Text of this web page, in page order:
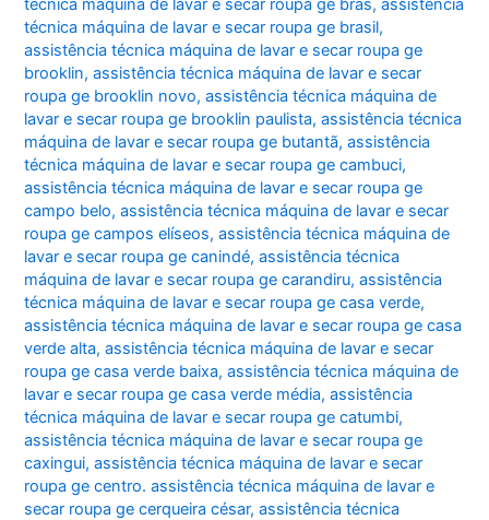
técnica máquina de lavar e secar roupa ge brasil,
assistência técnica máquina de lavar e secar roupa ge
brooklin,assistência técnica máquina de lavar e secar
roupa ge brooklin novo,assistência técnica máquina de
lavar e secar roupa ge brooklin paulista,assistência técnica
máquina de lavar e secar roupa ge butantã,assistência
técnica máquina de lavar e secar roupa ge cambuci,
assistência técnica máquina de lavar e secar roupa ge
campo belo,assistência técnica máquina de lavar e secar
roupa ge campos elíseos,assistência técnica máquina de
lavar e secar roupa ge canindé,assistência técnica
máquina de lavar e secar roupa ge carandiru,assistência
técnica máquina de lavar e secar roupa ge casa verde,
assistência técnica máquina de lavar e secar roupa ge casa
verde alta,assistência técnica máquina de lavar e secar
roupa ge casa verde baixa,assistência técnica máquina de
lavar e secar roupa ge casa verde média,assistência
técnica máquina de lavar e secar roupa ge catumbi,
assistência técnica máquina de lavar e secar roupa ge
caxingui,assistência técnica máquina de lavar e secar
roupa ge centro. assistência técnica máquina de lavar e
secar roupa ge cerqueira césar,assistência técnica